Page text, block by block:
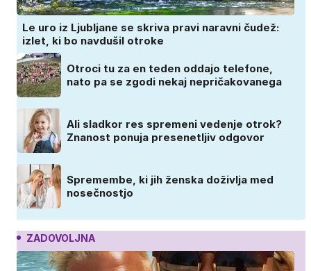
Le uro iz Ljubljane se skriva pravi naravni čudež:
izlet, ki bo navdušil otroke
Otroci tu za en teden oddajo telefone,
nato pa se zgodi nekaj nepričakovanega
Ali sladkor res spremeni vedenje otrok?
Znanost ponuja presenetljiv odgovor
Spremembe, ki jih ženska doživlja med
nosečnostjo
ZADOVOLJNA